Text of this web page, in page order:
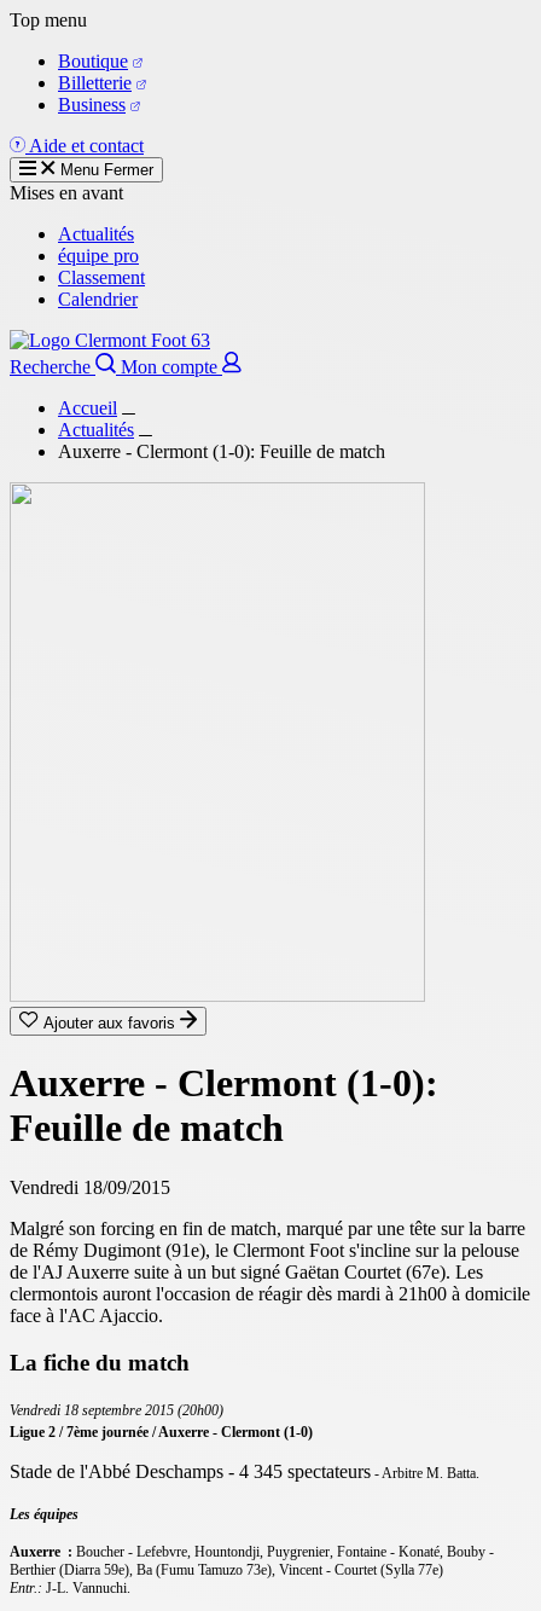
Aller
contenu
principal
Top menu
Boutique
Billetterie
Business
Aide et contact
Menu Fermer
Mises en avant
Actualités
équipe pro
Classement
Calendrier
Recherche
Mon compte
Accueil
Actualités
Auxerre - Clermont (1-0): Feuille de match
Ajouter aux favoris
Auxerre - Clermont (1-0):
Feuille de match
Vendredi 18/09/2015
Malgré son forcing en fin de match, marqué par une tête sur la barre
de Rémy Dugimont (91e), le Clermont Foot s'incline sur la pelouse
de l'AJ Auxerre suite à un but signé Gaëtan Courtet (67e). Les
clermontois auront l'occasion de réagir dès mardi à 21h00 à domicile
face à l'AC Ajaccio.
La fiche du match
Vendredi 18 septembre 2015 (20h00)
Ligue 2 / 7ème journée / Auxerre - Clermont (1-0)
Stade de l'Abbé Deschamps - 4 345 spectateurs - Arbitre M. Batta.
Les équipes
Auxerre : Boucher - Lefebvre, Hountondji, Puygrenier, Fontaine - Konaté, Bouby -
Berthier (Diarra 59e), Ba (Fumu Tamuzo 73e), Vincent - Courtet (Sylla 77e)
Entr.: J-L. Vannuchi.